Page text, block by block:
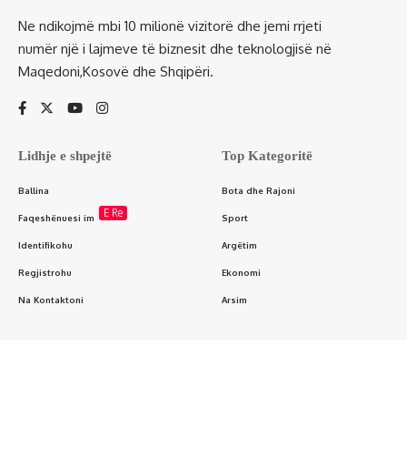
Ne ndikojmë mbi 10 milionë vizitorë dhe jemi rrjeti
numër një i lajmeve të biznesit dhe teknologjisë në
Maqedoni,Kosovë dhe Shqipëri.
Lidhje e shpejtë
Ballina
Faqeshënuesi im E Re
Identifikohu
Regjistrohu
Na Kontaktoni
Top Kategoritë
Bota dhe Rajoni
Sport
Argëtim
Ekonomi
Arsim